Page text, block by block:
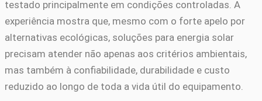
testado principalmente em condições controladas. A
experiência mostra que, mesmo com o forte apelo por
alternativas ecológicas, soluções para energia solar
precisam atender não apenas aos critérios ambientais,
mas também à confiabilidade, durabilidade e custo
reduzido ao longo de toda a vida útil do equipamento.